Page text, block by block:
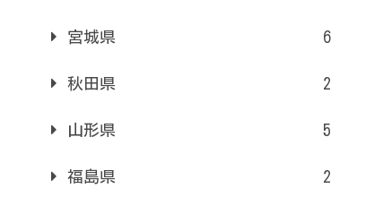
宮城県 6
秋田県 2
山形県 5
福島県 2